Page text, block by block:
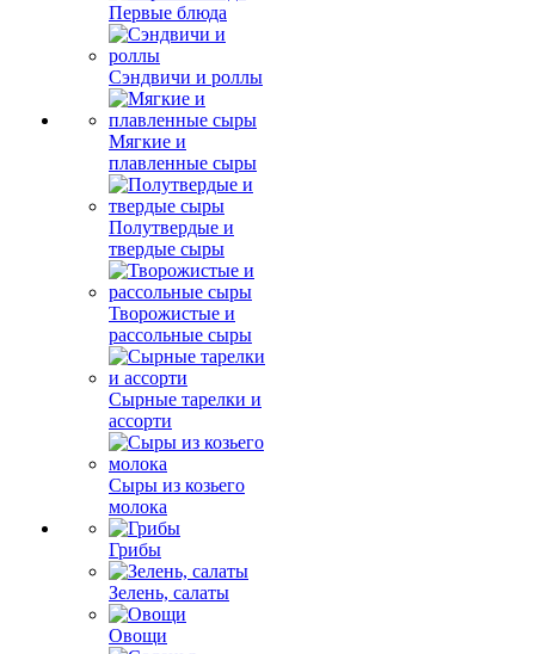
Первые блюда
Сэндвичи и роллы
Мягкие и
плавленные сыры
Полутвердые и
твердые сыры
Творожистые и
рассольные сыры
Сырные тарелки и
ассорти
Сыры из козьего
молока
Грибы
Зелень, салаты
Овощи